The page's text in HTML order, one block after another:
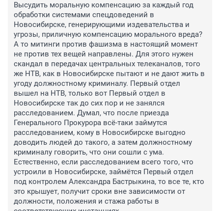
Высудить моральную компенсацию за каждый год
обработки системами спецдоведений в
Новосибирске, генерирующими издевательства и
угрозы, приличную компенсацию морального вреда?
А то митинги против фашизма в настоящий момент
не против тех вещей направлены. Для этого нужен
скандал в передачах центральных телеканалов, того
же НТВ, как в Новосибирске пытают и не дают жить в
угоду должностному криминалу. Первый отдел
вышел на НТВ, только вот Первый отдел в
Новосибирске так до сих пор и не занялся
расследованием. Думал, что после приезда
Генерального Прокурора всё-таки займутся
расследованием, кому в Новосибирске выгодно
доводить людей до такого, а затем должностному
криминалу говорить, что они сошли с ума.
Естественно, если расследованием всего того, что
устроили в Новосибирске, займётся Первый отдел
под контролем Александра Бастрыкина, то все те, кто
это крышует, получит сроки вне зависимости от
должности, положения и стажа работы в